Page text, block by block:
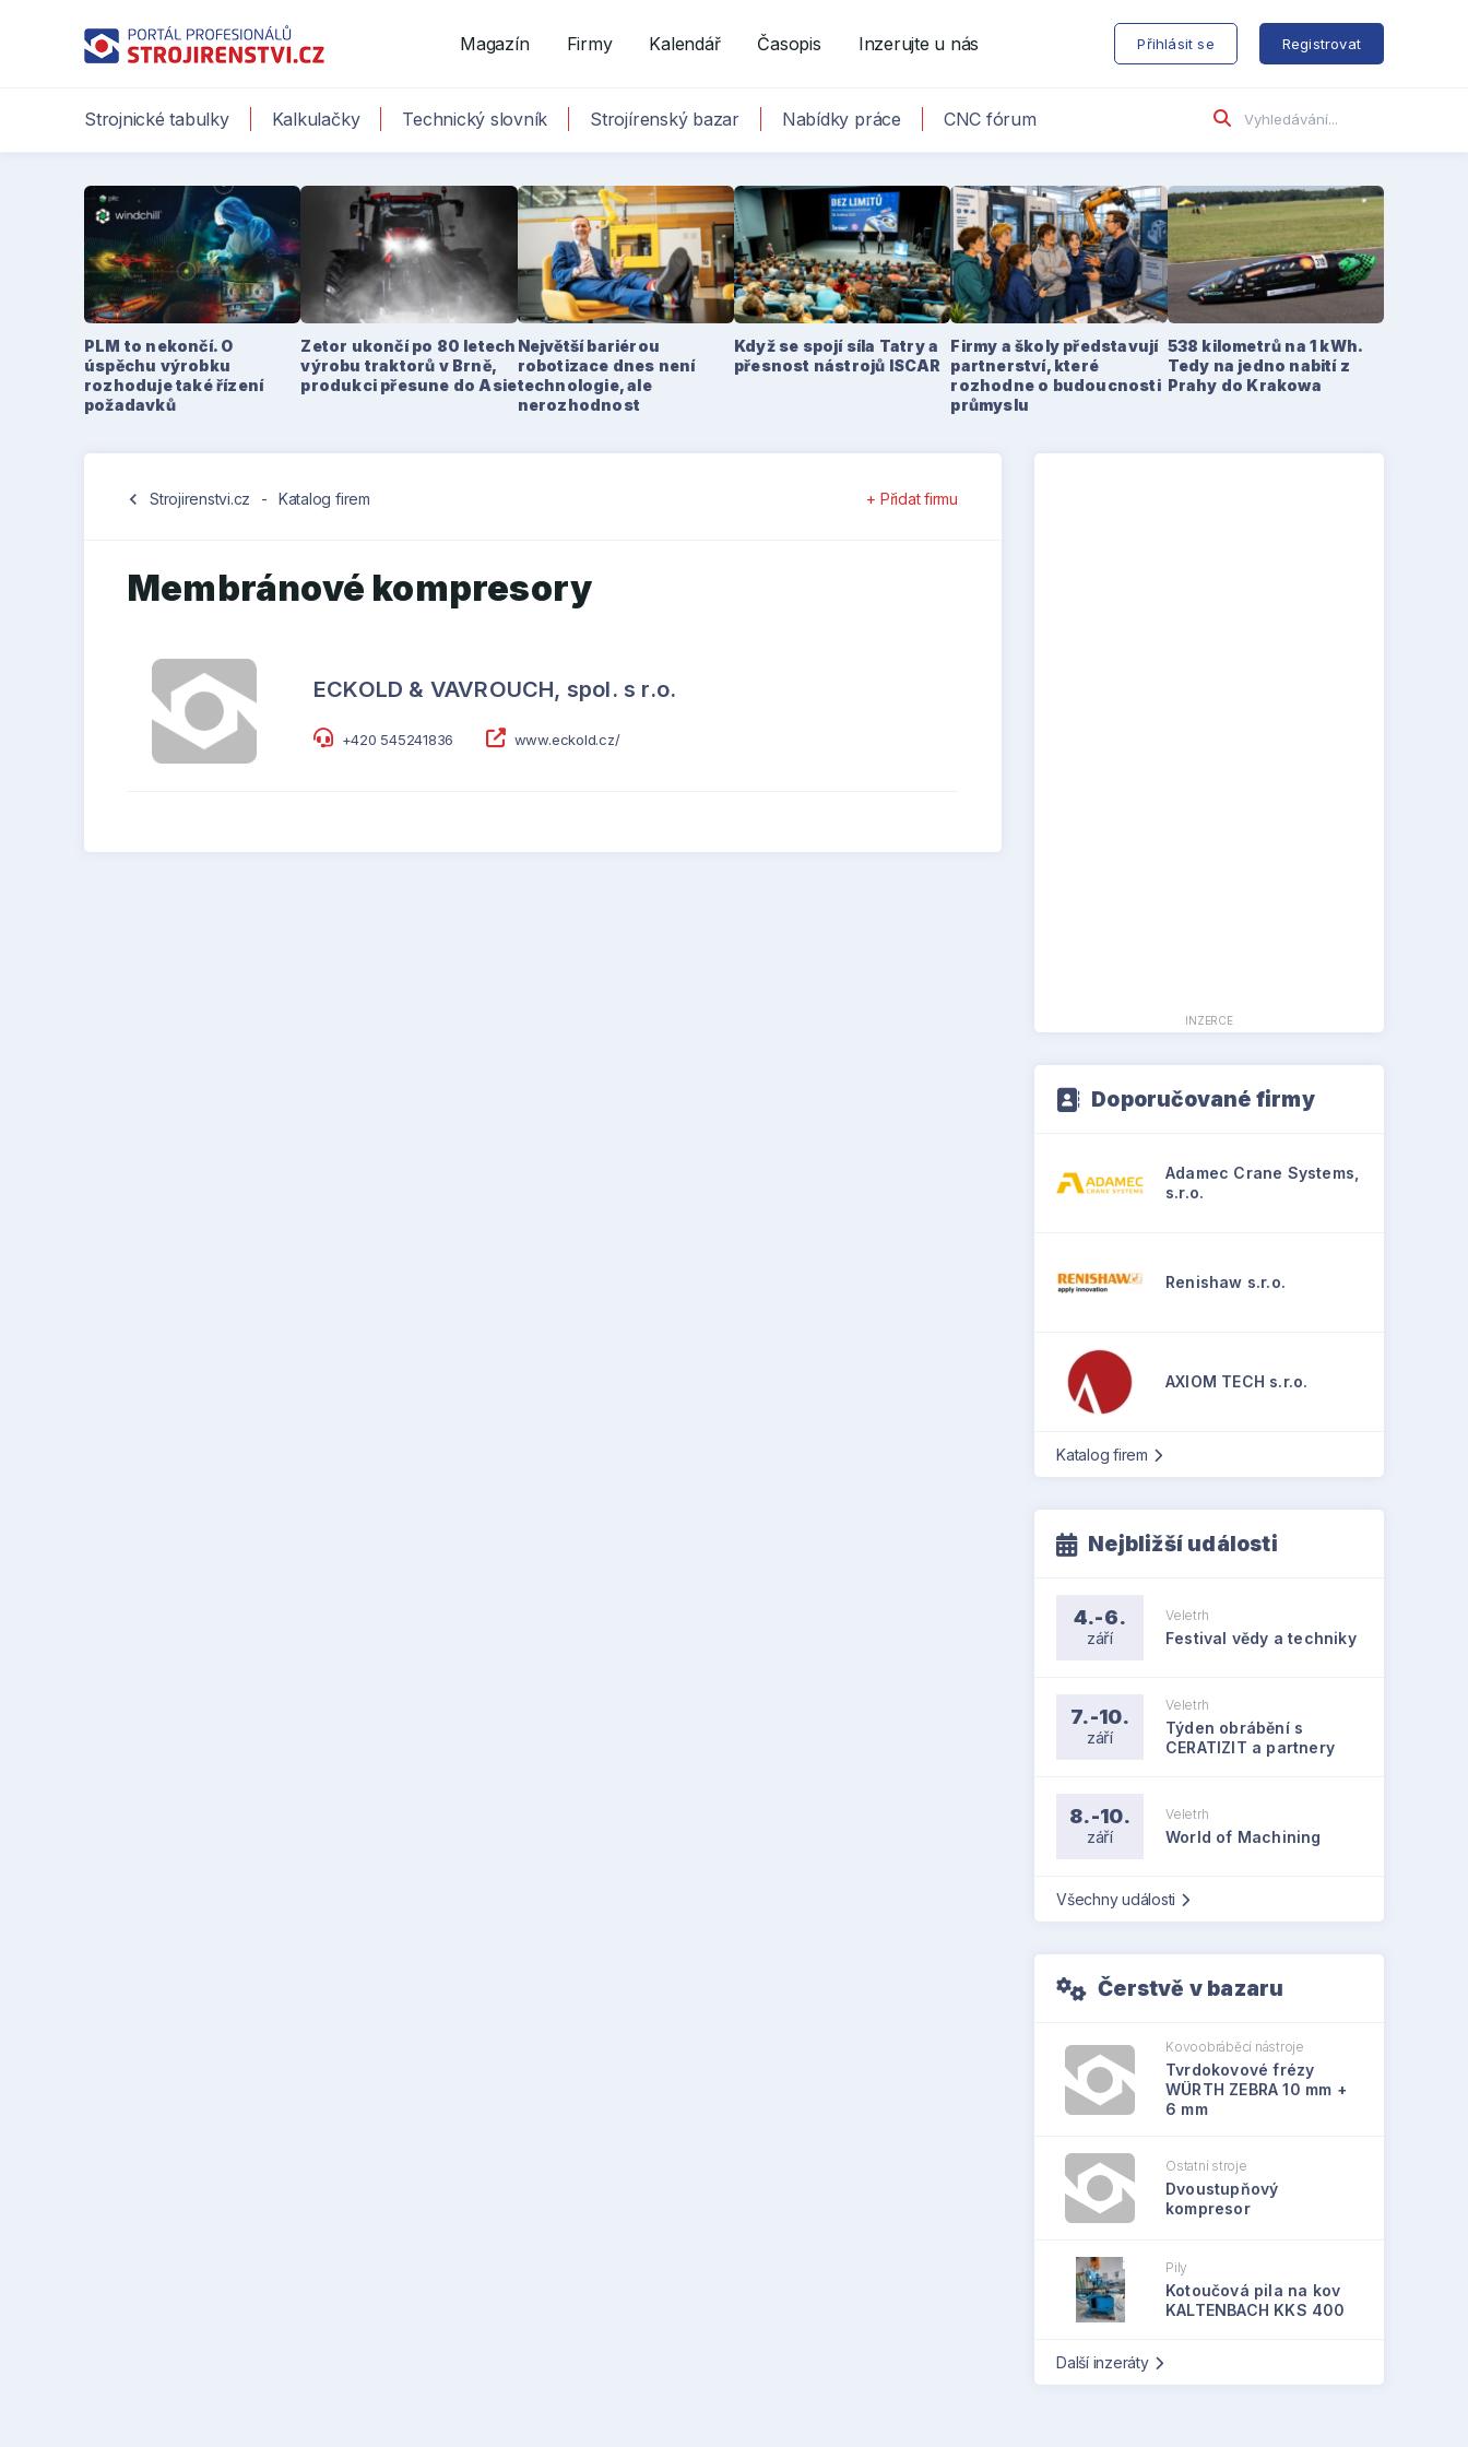
Magazín Firmy Kalendář Časopis Inzerujte u nás Přihlásit se Registrovat
Strojnické tabulky Kalkulačky Technický slovník Strojírenský bazar Nabídky práce CNC fórum
PLM to nekončí. O
úspěchu výrobku
rozhoduje také řízení
požadavků
Zetor ukončí po 80 letech
výrobu traktorů v Brně,
produkci přesune do Asie
Největší bariérou
robotizace dnes není
technologie, ale
nerozhodnost
Když se spojí síla Tatry a
přesnost nástrojů ISCAR
Firmy a školy představují
partnerství, které
rozhodne o budoucnosti
průmyslu
538 kilometrů na 1 kWh.
Tedy na jedno nabití z
Prahy do Krakowa
chevron_left Strojirenstvi.cz - Katalog firem + Přidat firmu
Membránové kompresory
ECKOLD & VAVROUCH, spol. s r.o.
+420 545241836 www.eckold.cz/
INZERCE
Doporučované firmy
Adamec Crane Systems,
s.r.o.
Renishaw s.r.o.
AXIOM TECH s.r.o.
Katalog firem
Nejbližší události
4.-6.
září
Veletrh
Festival vědy a techniky
7.-10.
září
Veletrh
Týden obrábění s
CERATIZIT a partnery
8.-10.
září
Veletrh
World of Machining
Všechny události
Čerstvě v bazaru
Kovoobráběcí nástroje
Tvrdokovové frézy
WÜRTH ZEBRA 10 mm +
6 mm
Ostatní stroje
Dvoustupňový
kompresor
Pily
Kotoučová pila na kov
KALTENBACH KKS 400
Další inzeráty